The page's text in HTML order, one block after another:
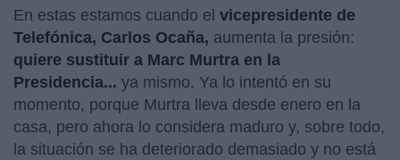
En estas estamos cuando el vicepresidente de
Telefónica, Carlos Ocaña, aumenta la presión:
quiere sustituir a Marc Murtra en la
Presidencia... ya mismo. Ya lo intentó en su
momento, porque Murtra lleva desde enero en la
casa, pero ahora lo considera maduro y, sobre todo,
la situación se ha deteriorado demasiado y no está